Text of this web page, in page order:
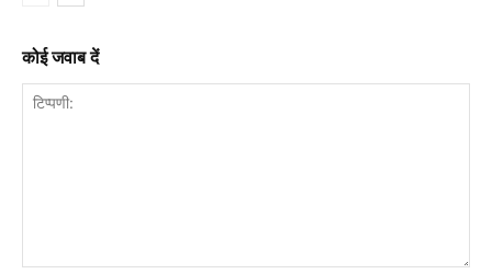
कोई जवाब दें